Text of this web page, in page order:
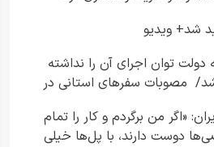
شد+ ویدیو
توان اجرای آن را نداشته
مصوبات سفرهای استانی در
است+ عکس
«اگر من برگردم و کار را تمام
دوست دارند، با پل‌ها خیلی